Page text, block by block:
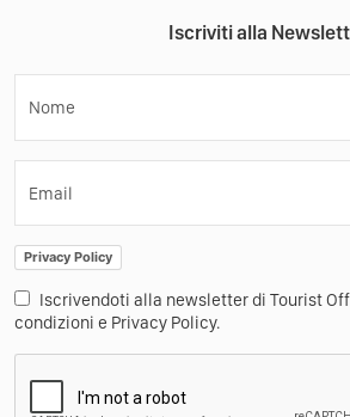
Iscriviti alla
Nome
Email
Privacy Policy
Iscrivendoti alla newsletter di Tourist
condizioni e Privacy Policy.